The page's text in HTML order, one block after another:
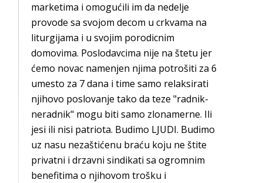
marketima i omogućili im da nedelje
provode sa svojom decom u crkvama na
liturgijama i u svojim porodicnim
domovima. Poslodavcima nije na štetu jer
ćemo novac namenjen njima potrošiti za 6
umesto za 7 dana i time samo relaksirati
njihovo poslovanje tako da teze "radnik-
neradnik" mogu biti samo zlonamerne. Ili
jesi ili nisi patriota. Budimo LJUDI. Budimo
uz nasu nezaštićenu braću koju ne štite
privatni i drzavni sindikati sa ogromnim
benefitima o njihovom trošku i